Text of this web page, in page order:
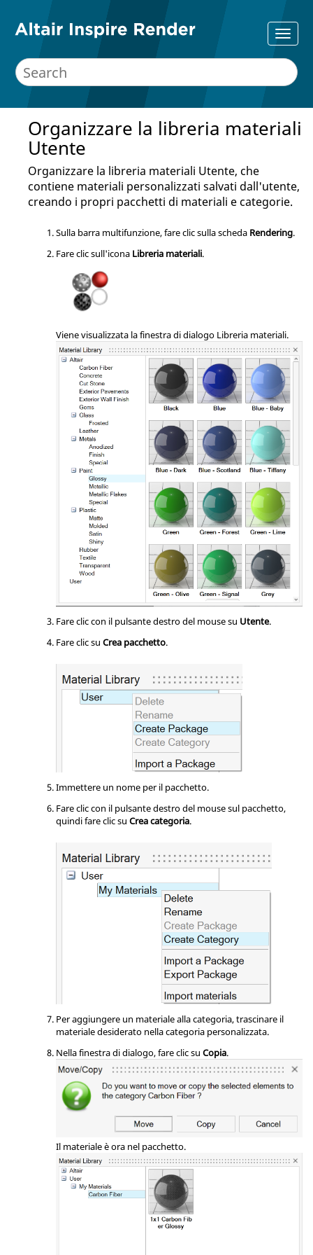
Organizzare la libreria materiali
Utente
Organizzare la libreria materiali Utente, che
contiene materiali personalizzati salvati dall'utente,
creando i propri pacchetti di materiali e categorie.
Sulla barra multifunzione, fare clic sulla scheda Rendering.
Fare clic sull'icona Libreria materiali.
Viene visualizzata la finestra di dialogo Libreria materiali.
Fare clic con il pulsante destro del mouse su Utente.
Fare clic su Crea pacchetto.
Immettere un nome per il pacchetto.
Fare clic con il pulsante destro del mouse sul pacchetto,
quindi fare clic su Crea categoria.
Per aggiungere un materiale alla categoria, trascinare il
materiale desiderato nella categoria personalizzata.
Nella finestra di dialogo, fare clic su Copia.
Il materiale è ora nel pacchetto.